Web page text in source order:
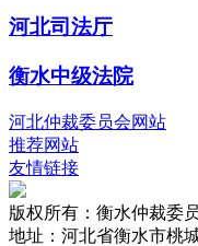
河北司法厅
衡水中级法院
河北仲裁委员会网站
推荐网站
友情链接
版权所有：衡水仲裁委
地址：河北省衡水市桃